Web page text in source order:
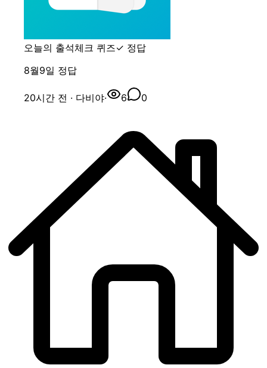
오늘의 출석체크 퀴즈✓ 정답
8월9일 정답
20시간 전 · 다비야· 6 0